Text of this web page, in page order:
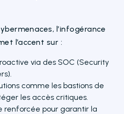
l’infogérance
l’accent sur :
via des SOC (Security
comme les bastions de
les accès critiques.
renforcée pour garantir la